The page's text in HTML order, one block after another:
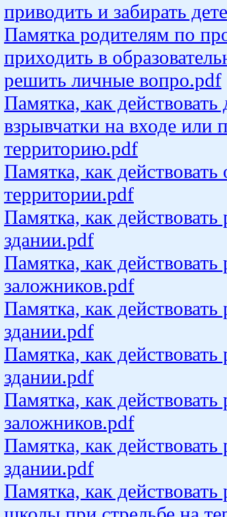
приводить и забирать
Памятка родителям по
приходить в
решить личные вопро.pdf
Памятка, как
взрывчатки на входе или
территорию.pdf
Памятка, как
территории.pdf
Памятка, как
здании.pdf
Памятка, как действовать
заложников.pdf
Памятка, как
здании.pdf
Памятка, как
здании.pdf
Памятка, как действовать
заложников.pdf
Памятка, как
здании.pdf
Памятка, как